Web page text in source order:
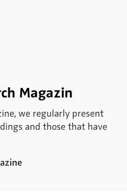
Magazin
we regularly present
and those that have